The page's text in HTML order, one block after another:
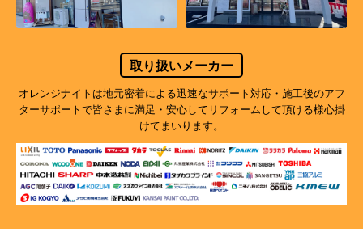
取り扱いメーカー
オレンジナイトは地元密着による迅速なサポート対応・施工後のアフ
ターサポートで皆さまに満足・安心してリフォームして頂ける様心掛
けてまいります。